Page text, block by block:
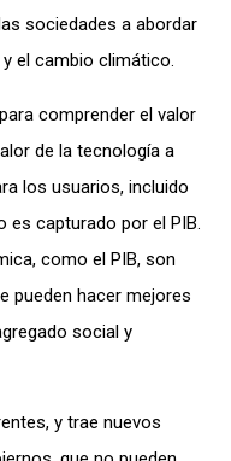
sociedades a abordar
el cambio climático.
comprender el valor
de la tecnología a
los usuarios, incluido
es capturado por el PIB.
como el PIB, son
pueden hacer mejores
social y
y trae nuevos